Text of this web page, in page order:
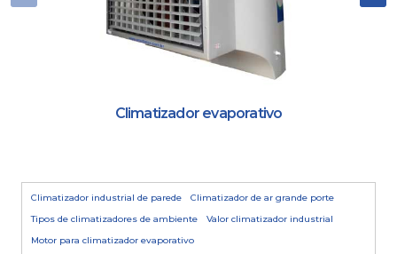
Climatizador evaporativo
Climatizador industrial de parede
Climatizador de ar grande porte
Tipos de climatizadores de ambiente
Valor climatizador industrial
Motor para climatizador evaporativo